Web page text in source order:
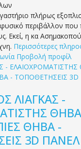
πλήρως
περιβάλλον που
Εκεί, η κα
Περισσότερες
Προβολή προφίλ
ΛΙΑΓΚΑΣ -
ΘΗΒΑ -
3D